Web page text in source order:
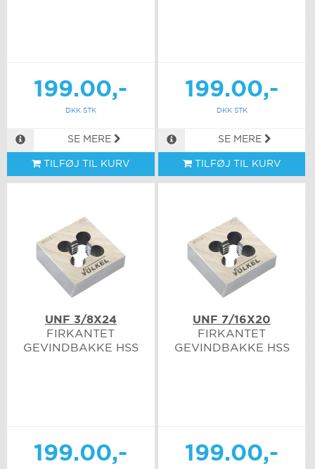
199.00,-
DKK STK
SE MERE
TILFØJ TIL KURV
199.00,-
DKK STK
SE MERE
TILFØJ TIL KURV
UNF 3/8X24
FIRKANTET
GEVINDBAKKE HSS
199.00,-
UNF 7/16X20
FIRKANTET
GEVINDBAKKE HSS
199.00,-